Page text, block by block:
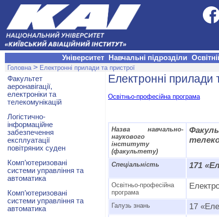
Університет Навчальні підрозділи
Головна > Електронні прилади та пристрої
Електронні прилади
Освітньо-професійна програма
Назва навчально-
наукового
інституту
(факультету)
Спеціальність 171
Освітньо-професійна
програма
Галузь знань 17
Факультет
аеронавігації,
електроніки та
телекомунікацій
Логістично-
інформаційне
забезпечення
експлуатації
повітряних суден
Комп’ютеризовані
системи управління та
автоматика
Комп’ютеризовані
системи управління та
автоматика